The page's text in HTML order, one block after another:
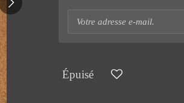
Épuisé